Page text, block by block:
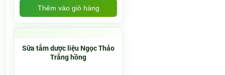
Thêm vào giỏ hàng
Sữa tắm dược liệu Ngọc Thảo
Trắng hồng